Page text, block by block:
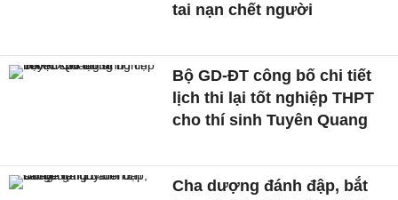
tai nạn chết người
Bộ GD-ĐT công bố chi tiết
lịch thi lại tốt nghiệp THPT
cho thí sinh Tuyên Quang
Cha dượng đánh đập, bắt